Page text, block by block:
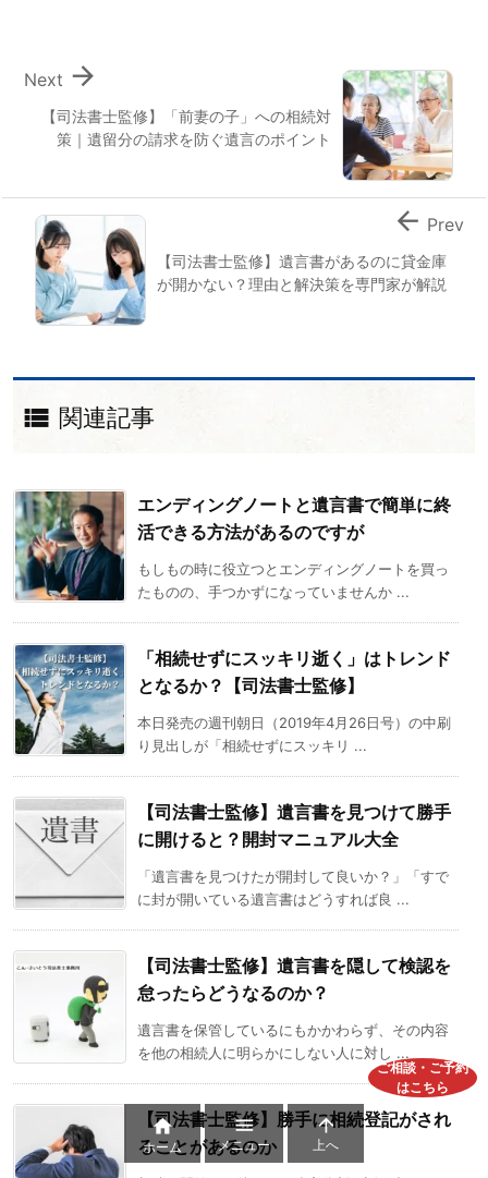
【司法書士監修】「前妻の子」への相続対
策｜遺留分の請求を防ぐ遺言のポイント

Next
【司法書士監修】遺言書があるのに貸金庫
が開かない？理由と解決策を専門家が解説
 Prev
 関連記事
エンディングノートと遺言書で簡単に終
活できる方法があるのですが
もしもの時に役立つとエンディングノートを買っ
たものの、手つかずになっていませんか ...
「相続せずにスッキリ逝く」はトレンド
となるか？【司法書士監修】
本日発売の週刊朝日（2019年4月26日号）の中刷
り見出しが「相続せずにスッキリ ...
【司法書士監修】遺言書を見つけて勝手
に開けると？開封マニュアル大全
「遺言書を見つけたが開封して良いか？」「すで
に封が開いている遺言書はどうすれば良 ...
【司法書士監修】遺言書を隠して検認を
怠ったらどうなるのか？
遺言書を保管しているにもかかわらず、その内容
を他の相続人に明らかにしない人に対し ...
【司法書士監修】勝手に相続登記がされ
ることがあるのか
ご相談・ご予約
はこちら

ホーム

メニュー

上へ